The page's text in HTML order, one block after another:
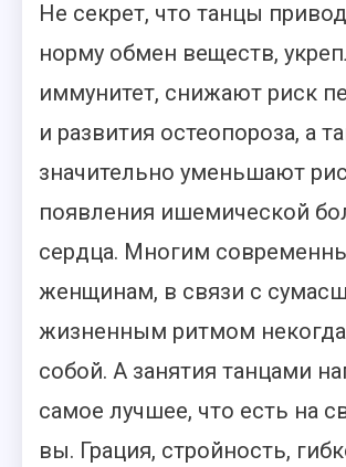
Не секрет, что танцы
норму обмен веществ,
иммунитет, снижают риск
и развития остеопороза, а
значительно уменьшают
появления ишемической
сердца. Многим
женщинам, в связи с
жизненным ритмом некогда
собой. А занятия танцами
самое лучшее, что есть на
вы. Грация, стройность,